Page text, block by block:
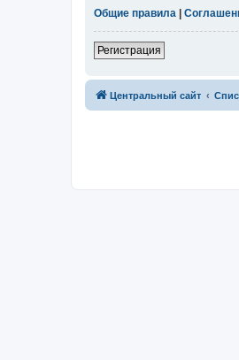
Общие правила
Регистрация
Центральный сайт